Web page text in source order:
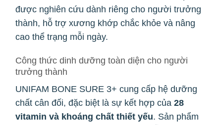
được nghiên cứu dành riêng cho người trưởng
thành, hỗ trợ xương khớp chắc khỏe và nâng
cao thể trạng mỗi ngày.
Công thức dinh dưỡng toàn diện cho người
trưởng thành
UNIFAM BONE SURE 3+ cung cấp hệ dưỡng
chất cân đối, đặc biệt là sự kết hợp của 28
vitamin và khoáng chất thiết yếu. Sản phẩm